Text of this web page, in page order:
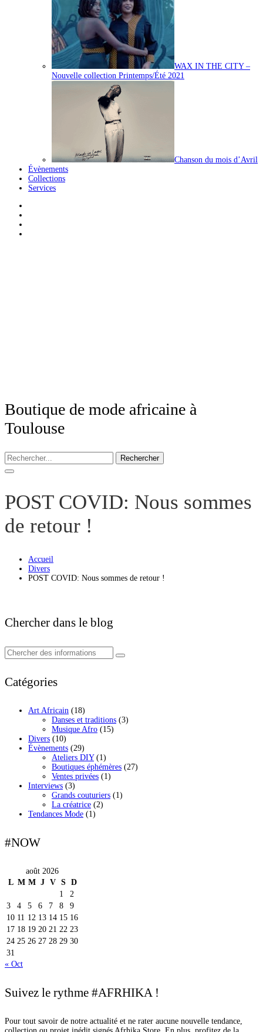
WAX IN THE CITY –
Nouvelle collection Printemps/Été 2021
Chanson du mois d’Avril
Évènements
Collections
Services
Boutique de mode africaine à
Toulouse
Rechercher
POST COVID: Nous sommes
de retour !
Accueil
Divers
POST COVID: Nous sommes de retour !
Chercher dans le blog
Catégories
Art Africain (18)
Danses et traditions (3)
Musique Afro (15)
Divers (10)
Évènements (29)
Ateliers DIY (1)
Boutiques éphémères (27)
Ventes privées (1)
Interviews (3)
Grands couturiers (1)
La créatrice (2)
Tendances Mode (1)
#NOW
août 2026
L M M J V S D
1
2
3
4 5 6 7 8
9
10 11 12 13 14 15 16
17 18 19 20 21 22 23
24 25 26 27 28 29 30
31
« Oct
Suivez le rythme #AFRHIKA !
Pour tout savoir de notre actualité et ne rater aucune nouvelle tendance,